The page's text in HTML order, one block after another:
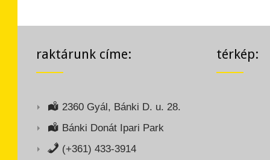
raktárunk címe:
2360 Gyál, Bánki D. u. 28.
Bánki Donát Ipari Park
(+361) 433-3914
térkép: